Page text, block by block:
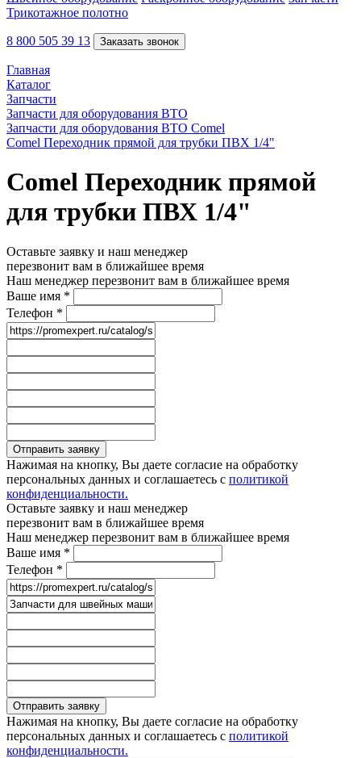
Трикотажное полотно
8 800 505 39 13 Заказать звонок
Главная
Каталог
Запчасти
Запчасти для оборудования ВТО
Запчасти для оборудования ВТО Comel
Comel Переходник прямой для трубки ПВХ 1/4"
Comel Переходник прямой
для трубки ПВХ 1/4"
Оставьте заявку и наш менеджер
перезвонит вам в ближайшее время
Наш менеджер перезвонит вам в ближайшее время
Ваше имя *
Телефон *
Отправить заявку
Нажимая на кнопку, Вы даете согласие на обработку
персональных данных и соглашаетесь с политикой
конфиденциальности.
Оставьте заявку и наш менеджер
перезвонит вам в ближайшее время
Наш менеджер перезвонит вам в ближайшее время
Ваше имя *
Телефон *
Отправить заявку
Нажимая на кнопку, Вы даете согласие на обработку
персональных данных и соглашаетесь с политикой
конфиденциальности.